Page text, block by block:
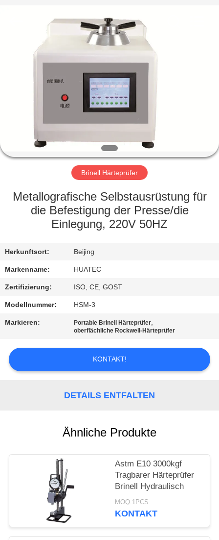
HAUS
PRODUKTE
FABRIK-
QUALITÄTSKONTROLLE
SIE
MIT
UNS
IN
VERBINDUNG
FORDERN
SIE EIN
POLICY
Brinell Härteprüfer
Metallografische Selbstausrüstung für
die Befestigung der Presse/die
Einlegung, 220V 50HZ
Herkunftsort: Beijing
Markenname: HUATEC
Zertifizierung: ISO, CE, GOST
Modellnummer: HSM-3
Markieren: Portable Brinell Härteprüfer,
oberflächliche Rockwell-Härteprüfer
KONTAKT!
DETAILS ENTFALTEN
Ähnliche Produkte
Astm E10 3000kgf
Tragbarer Härteprüfer
Brinell Hydraulisch
MOQ:1PCS
KONTAKT